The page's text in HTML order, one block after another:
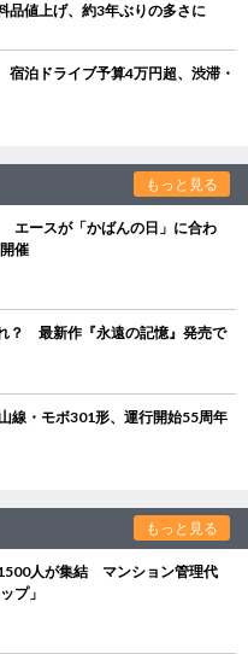
品値上げ、約3年ぶりの多さに
泊ドライブ予算4万円超、渋滞・
もっと見る
エースが「かばんの日」に合わ
催
？ 最新作『永遠の記憶』発売で
線・モボ301形、運行開始55周年
もっと見る
人が集結 マンション管理代
プ」